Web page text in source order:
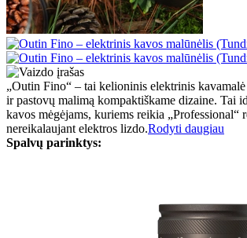
„Outin Fino“ – tai kelioninis elektrinis
ir pastovų malimą kompaktiškame dizaine. Tai
kavos mėgėjams, kuriems reikia „Professional“
nereikalaujant elektros lizdo.Rodyti daugiau
Spalvų parinktys: